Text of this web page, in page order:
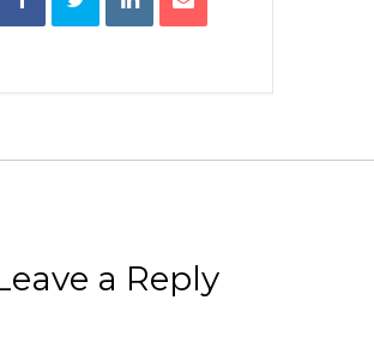
a Reply